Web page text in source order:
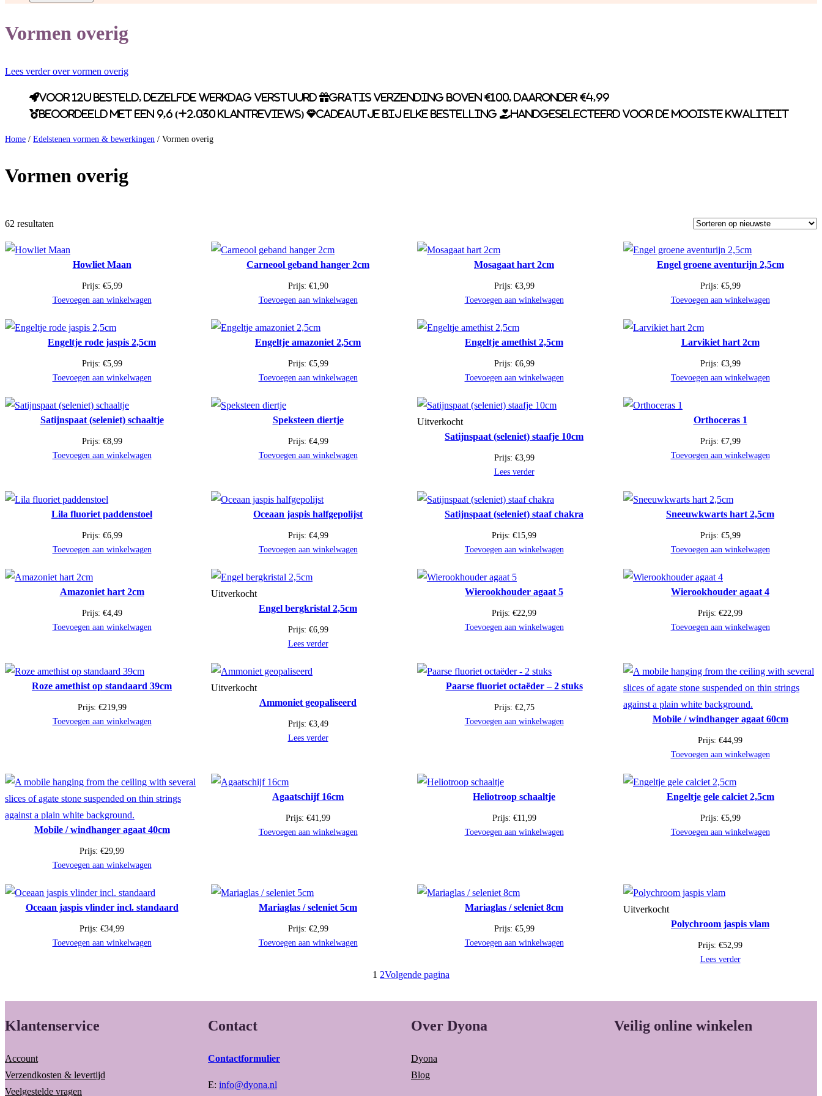
Vormen overig
Lees verder over vormen overig
Voor 12u besteld, dezelfde werkdag verstuurd
Gratis verzending boven €100, daaronder €4,99
Beoordeeld met een 9,6 (+2.030 klantreviews)
Cadeautje bij elke bestelling Handgeselecteerd voor de mooiste kwaliteit
Home / Edelstenen vormen & bewerkingen / Vormen overig
Vormen overig
62 resultaten
Howliet Maan
Prijs: €5,99
Toevoegen aan winkelwagen
Carneool geband hanger 2cm
Prijs: €1,90
Toevoegen aan winkelwagen
Mosagaat hart 2cm
Prijs: €3,99
Toevoegen aan winkelwagen
Engel groene aventurijn 2,5cm
Prijs: €5,99
Toevoegen aan winkelwagen
Engeltje rode jaspis 2,5cm
Prijs: €5,99
Toevoegen aan winkelwagen
Engeltje amazoniet 2,5cm
Prijs: €5,99
Toevoegen aan winkelwagen
Engeltje amethist 2,5cm
Prijs: €6,99
Toevoegen aan winkelwagen
Larvikiet hart 2cm
Prijs: €3,99
Toevoegen aan winkelwagen
Satijnspaat (seleniet) schaaltje
Prijs: €8,99
Toevoegen aan winkelwagen
Speksteen diertje
Prijs: €4,99
Toevoegen aan winkelwagen
Uitverkocht
Satijnspaat (seleniet) staafje 10cm
Prijs: €3,99
Lees verder
Orthoceras 1
Prijs: €7,99
Toevoegen aan winkelwagen
Lila fluoriet paddenstoel
Prijs: €6,99
Toevoegen aan winkelwagen
Oceaan jaspis halfgepolijst
Prijs: €4,99
Toevoegen aan winkelwagen
Satijnspaat (seleniet) staaf chakra
Prijs: €15,99
Toevoegen aan winkelwagen
Sneeuwkwarts hart 2,5cm
Prijs: €5,99
Toevoegen aan winkelwagen
Amazoniet hart 2cm
Prijs: €4,49
Toevoegen aan winkelwagen
Uitverkocht
Engel bergkristal 2,5cm
Prijs: €6,99
Lees verder
Wierookhouder agaat 5
Prijs: €22,99
Toevoegen aan winkelwagen
Wierookhouder agaat 4
Prijs: €22,99
Toevoegen aan winkelwagen
Roze amethist op standaard 39cm
Prijs: €219,99
Toevoegen aan winkelwagen
Uitverkocht
Ammoniet geopaliseerd
Prijs: €3,49
Lees verder
Paarse fluoriet octaëder – 2 stuks
Prijs: €2,75
Toevoegen aan winkelwagen
Mobile / windhanger agaat 60cm
Prijs: €44,99
Toevoegen aan winkelwagen
Mobile / windhanger agaat 40cm
Prijs: €29,99
Toevoegen aan winkelwagen
Agaatschijf 16cm
Prijs: €41,99
Toevoegen aan winkelwagen
Heliotroop schaaltje
Prijs: €11,99
Toevoegen aan winkelwagen
Engeltje gele calciet 2,5cm
Prijs: €5,99
Toevoegen aan winkelwagen
Oceaan jaspis vlinder incl. standaard
Prijs: €34,99
Toevoegen aan winkelwagen
Mariaglas / seleniet 5cm
Prijs: €2,99
Toevoegen aan winkelwagen
Mariaglas / seleniet 8cm
Prijs: €5,99
Toevoegen aan winkelwagen
Uitverkocht
Polychroom jaspis vlam
Prijs: €52,99
Lees verder
1 2Volgende pagina
Klantenservice
Account
Verzendkosten & levertijd
Veelgestelde vragen
Contact
Contactformulier
E: info@dyona.nl
Over Dyona
Dyona
Blog
Veilig online winkelen